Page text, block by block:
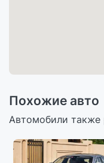
Похожие авто
Автомобили